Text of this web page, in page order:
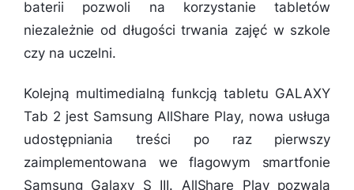
baterii pozwoli na korzystanie tabletów
niezależnie od długości trwania zajęć w szkole
czy na uczelni.
Kolejną multimedialną funkcją tabletu GALAXY
Tab 2 jest Samsung AllShare Play, nowa usługa
udostępniania treści po raz pierwszy
zaimplementowana we flagowym smartfonie
Samsung Galaxy S III. AllShare Play pozwala